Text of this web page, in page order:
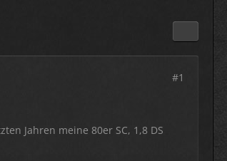
#1
Jahren meine 80er SC, 1,8 DS